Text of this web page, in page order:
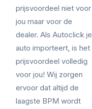
prijsvoordeel niet voor
jou maar voor de
dealer. Als Autoclick je
auto importeert, is het
prijsvoordeel volledig
voor jou! Wij zorgen
ervoor dat altijd de
laagste BPM wordt